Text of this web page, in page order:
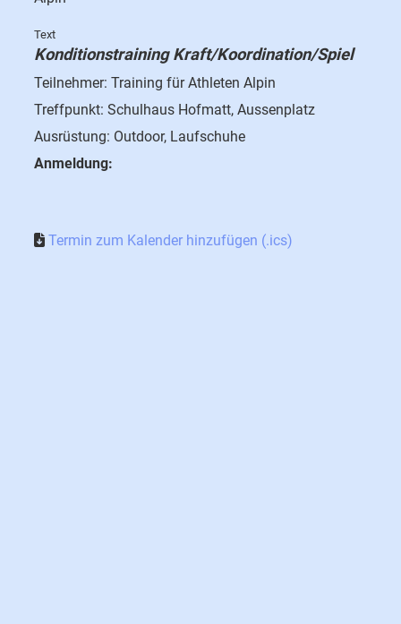
Text
Konditionstraining Kraft/Koordination/Spiel
Teilnehmer: Training für Athleten Alpin
Treffpunkt: Schulhaus Hofmatt, Aussenplatz
Ausrüstung: Outdoor, Laufschuhe
Anmeldung:
Termin zum Kalender hinzufügen (.ics)